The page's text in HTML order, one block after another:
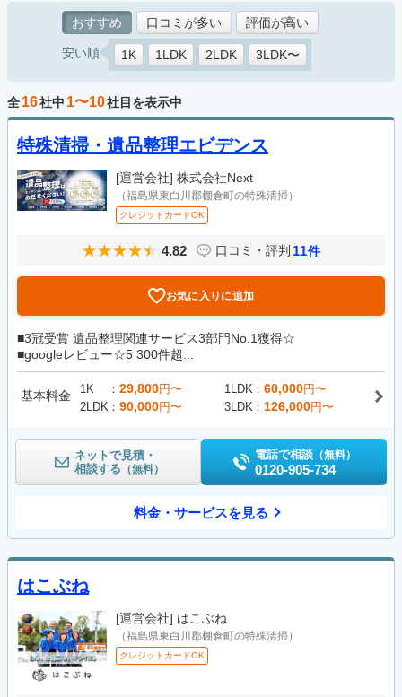
おすすめ 口コミが多い 評価が高い
安い順 1K 1LDK 2LDK 3LDK〜
全16社中 1〜10社目を表示中
特殊清掃・遺品整理エビデンス
[運営会社] 株式会社Next
（福島県東白川郡棚倉町の特殊清掃）
クレジットカードOK
4.82 口コミ・評判 11件
お気に入りに追加
■3冠受賞 遺品整理関連サービス3部門No.1獲得☆
■googleレビュー☆5 300件超...
基本料金 1K 29,800円〜 1LDK 60,000円〜
2LDK
90,000円〜 3LDK 126,000円〜
ネットで見積・
相談する （無料）
電話で相談 （無料）
0120-905-734
料金・サービスを見る
はこぶね
[運営会社] はこぶね
（福島県東白川郡棚倉町の特殊清掃）
クレジットカードOK